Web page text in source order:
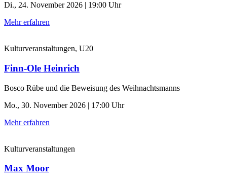
Di., 24. November 2026 | 19:00 Uhr
Mehr erfahren
Kulturveranstaltungen, U20
Finn-Ole Heinrich
Bosco Rübe und die Beweisung des Weihnachtsmanns
Mo., 30. November 2026 | 17:00 Uhr
Mehr erfahren
Kulturveranstaltungen
Max Moor